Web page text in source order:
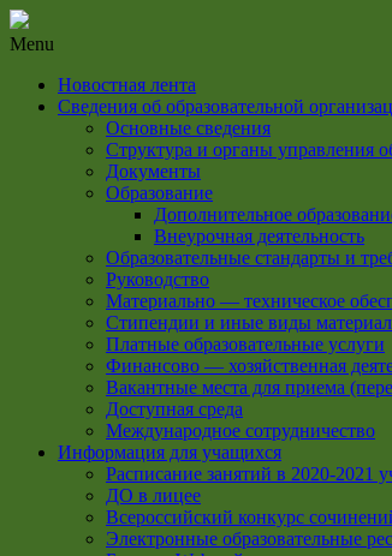
Menu
Новостная лента
Сведения об образовательной
Основные сведения
Структура и органы управления
Документы
Образование
Дополнительное
Внеурочная деятельность
Образовательные стандарты и
Руководство
Материально — техническое
Стипендии и иные виды
Платные образовательные услуги
Финансово — хозяйственная
Вакантные места для приема
Доступная среда
Международное сотрудничество
Информация для учащихся
Расписание занятий в 2020-2021
ДО в лицее
Всероссийский конкурс
Электронные образовательные